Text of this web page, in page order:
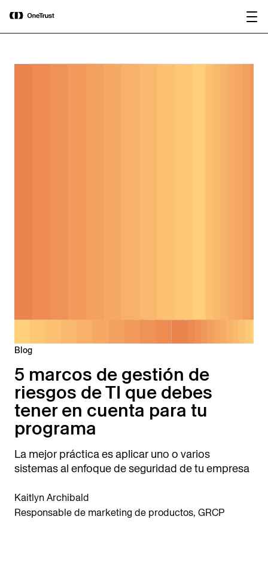
OneTrust nombrada Visionaria en el
Magic Quadrant™ de Gartner® 2026
para plataformas de gobernanza de IA.
Blog
5 marcos de gestión de
riesgos de TI que debes
tener en cuenta para tu
programa
La mejor práctica es aplicar uno o varios
sistemas al enfoque de seguridad de tu empresa
Kaitlyn Archibald
Responsable de marketing de productos, GRCP